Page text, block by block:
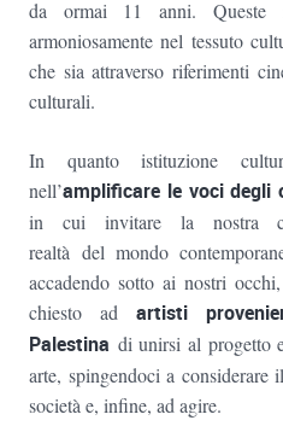
da ormai 11 anni. Queste
armoniosamente nel tessuto
che sia attraverso riferimenti
culturali.
In quanto istituzione
nell’amplificare le voci degli
in cui invitare la nostra
realtà del mondo
accadendo sotto ai nostri
chiesto adartisti
Palestina di unirsi al progetto
arte, spingendoci a considerare
società e, infine, ad agire.